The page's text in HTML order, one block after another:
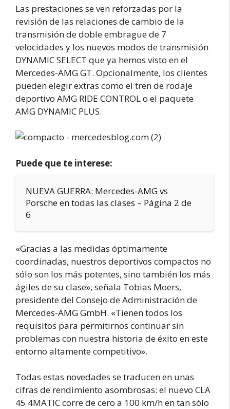
Las prestaciones se ven reforzadas por la
revisión de las relaciones de cambio de la
transmisión de doble embrague de 7
velocidades y los nuevos modos de transmisión
DYNAMIC SELECT que ya hemos visto en el
Mercedes-AMG GT. Opcionalmente, los clientes
pueden elegir extras como el tren de rodaje
deportivo AMG RIDE CONTROL o el paquete
AMG DYNAMIC PLUS.
Puede que te interese:
NUEVA GUERRA: Mercedes-AMG vs
Porsche en todas las clases – Página 2 de
6
«Gracias a las medidas óptimamente
coordinadas, nuestros deportivos compactos no
sólo son los más potentes, sino también los más
ágiles de su clase», señala Tobias Moers,
presidente del Consejo de Administración de
Mercedes-AMG GmbH. «Tienen todos los
requisitos para permitirnos continuar sin
problemas con nuestra historia de éxito en este
entorno altamente competitivo».
Todas estas novedades se traducen en unas
cifras de rendimiento asombrosas: el nuevo CLA
45 4MATIC corre de cero a 100 km/h en tan sólo